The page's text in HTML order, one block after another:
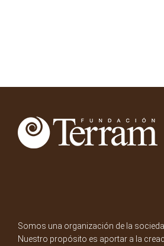
Somos una organización de la
Nuestro propósito es aportar a la